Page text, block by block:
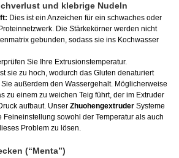
und klebrige Nudeln
Dies ist ein Anzeichen für ein schwaches oder
Die Stärkekörner werden nicht
gebunden, sodass sie ins Kochwasser
Sie Ihre Extrusionstemperatur.
sie zu hoch, wodurch das Gluten denaturiert
außerdem den Wassergehalt. Möglicherweise
zu einem zu weichen Teig führt, der im Extruder
aufbaut. Unser ZhuohengextruderSysteme
Feineinstellung sowohl der Temperatur als auch
Problem zu lösen.
(“Menta”)